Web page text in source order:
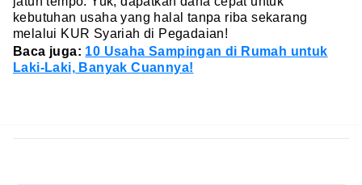
kebutuhan usaha yang halal tanpa riba sekarang
melalui KUR Syariah di Pegadaian!
Baca juga: 10 Usaha Sampingan di Rumah untuk
Laki-Laki, Banyak Cuannya!